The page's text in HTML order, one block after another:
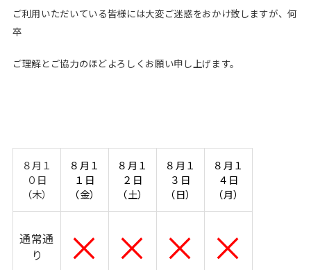
ご利用いただいている皆様には大変ご迷惑をおかけ致しますが、何
卒
ご理解とご協力のほどよろしくお願い申し上げます。
８月１
０日
（木）
８月１
１日
（金）
８月１
２日
（土）
８月１
３日
（日）
８月１
４日
（月）
通常通
り
× × × ×